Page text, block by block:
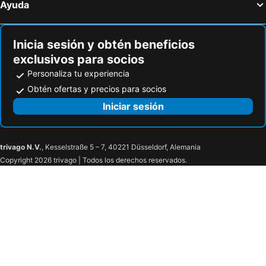
Ayuda
Inicia sesión y obtén beneficios
exclusivos para socios
Personaliza tu experiencia
Obtén ofertas y precios para socios
Iniciar sesión
trivago N.V., Kesselstraße 5 – 7, 40221 Düsseldorf, Alemania
Copyright 2026 trivago | Todos los derechos reservados.